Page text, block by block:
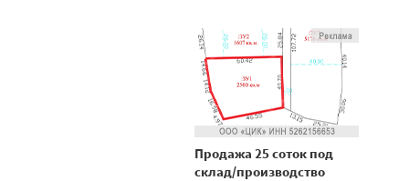
Продажа 25 соток под
склад/производство